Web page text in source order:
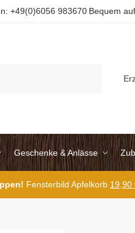
+49(0)6056 983670 Bequem
Geschenke & Anlässe
Fensterbild Apfelkorb 19,90